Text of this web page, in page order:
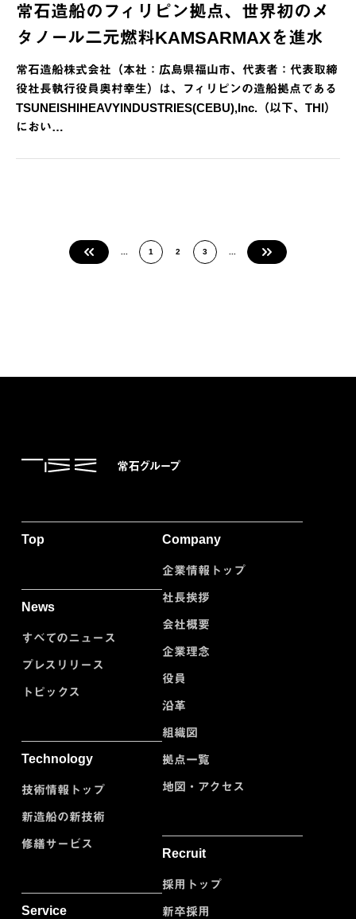
常石造船のフィリピン拠点、世界初のメ
タノール二元燃料KAMSARMAXを進水
常石造船株式会社（本社：広島県福山市、代表者：代表取締
役社長執行役員奥村幸生）は、フィリピンの造船拠点である
TSUNEISHIHEAVYINDUSTRIES(CEBU),Inc.（以下、THI）
におい…
« 1 2 3 »
Top
News
すべてのニュース
プレスリリース
トピックス
Technology
技術情報トップ
新造船の新技術
修繕サービス
Service
Company
企業情報トップ
社長挨拶
会社概要
企業理念
役員
沿革
組織図
拠点一覧
地図・アクセス
Recruit
採用トップ
新卒採用